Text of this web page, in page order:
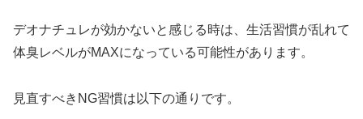
デオナチュレが効かないと感じる時は、生活習慣が乱れて
体臭レベルがMAXになっている可能性があります。
見直すべきNG習慣は以下の通りです。